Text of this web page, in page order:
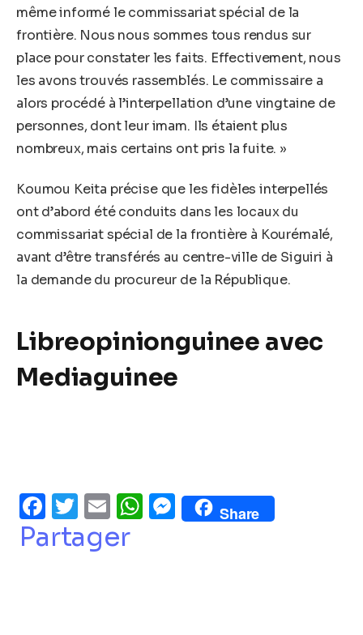
même informé le commissariat spécial de la
frontière. Nous nous sommes tous rendus sur
place pour constater les faits. Effectivement, nous
les avons trouvés rassemblés. Le commissaire a
alors procédé à l’interpellation d’une vingtaine de
personnes, dont leur imam. Ils étaient plus
nombreux, mais certains ont pris la fuite. »
Koumou Keita précise que les fidèles interpellés
ont d’abord été conduits dans les locaux du
commissariat spécial de la frontière à Kourémalé,
avant d’être transférés au centre-ville de Siguiri à
la demande du procureur de la République.
Libreopinionguinee avec
Mediaguinee
Facebook
Twitter
EmailWhatsApp
Messenger
Share
Partager